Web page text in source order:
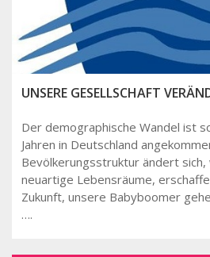
UNSERE GESELLSCHAFT
Der demographische Wandel ist
Jahren in Deutschland
Bevölkerungsstruktur ändert
neuartige Lebensräume,
Zukunft, unsere Babyboomer
….